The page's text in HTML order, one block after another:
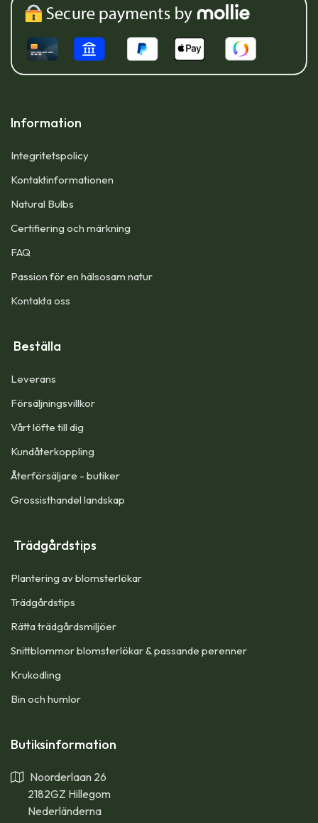
Information
Integritetspolicy
Kontaktinformationen
Natural Bulbs
Certifiering och märkning
FAQ
Passion för en hälsosam natur
Kontakta oss
Beställa
Leverans
Försäljningsvillkor
Vårt löfte till dig​
Kundåterkoppling
Återförsäljare - butiker
Grossisthandel landskap
Trädgårdstips
Plantering av blomsterlökar
Trädgårdstips
Rätta trädgårdsmiljöer
Snittblommor blomsterlökar & passande perenner
Krukodling
Bin och humlor
Butiksinformation
Noorderlaan 26
2182GZ Hillegom
Nederländerna